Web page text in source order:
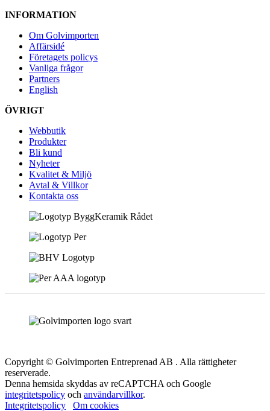
INFORMATION
Om Golvimporten
Affärsidé
Företagets policys
Vanliga frågor
Partners
English
ÖVRIGT
Webbutik
Produkter
Bli kund
Nyheter
Kvalitet & Miljö
Avtal & Villkor
Kontakta oss
Copyright © Golvimporten Entreprenad AB . Alla rättigheter
reserverade.
Denna hemsida skyddas av reCAPTCHA och Google
integritetspolicy och användarvillkor.
Integritetspolicy
Om cookies